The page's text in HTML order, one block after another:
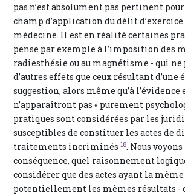
pas n’est absolument pas pertinent
champ d’application du délit
médecine. Il est en réalité certaines
pense par exemple à l’imposition des
radiesthésie ou au magnétisme - qui
d’autres effets que ceux résultant d’une
suggestion, alors même qu’à l’évidence
n’apparaîtront pas « purement
pratiques sont considérées par les
susceptibles de constituer les actes de
traitements incriminés 18. Nous
conséquence, quel raisonnement
considérer que des actes ayant la
potentiellement les mêmes résultats -